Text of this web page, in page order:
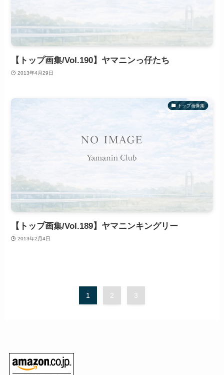
【トップ画集/Vol.190】ヤマニンっ仔たち
2013年4月29日
トップ画像集
【トップ画集/Vol.189】ヤマニンキングリー
2013年2月4日
1 2 3